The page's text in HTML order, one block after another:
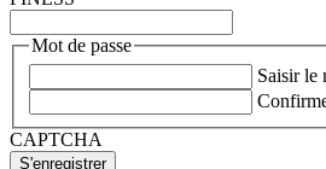
Mot de passe
Saisir le
CAPTCHA